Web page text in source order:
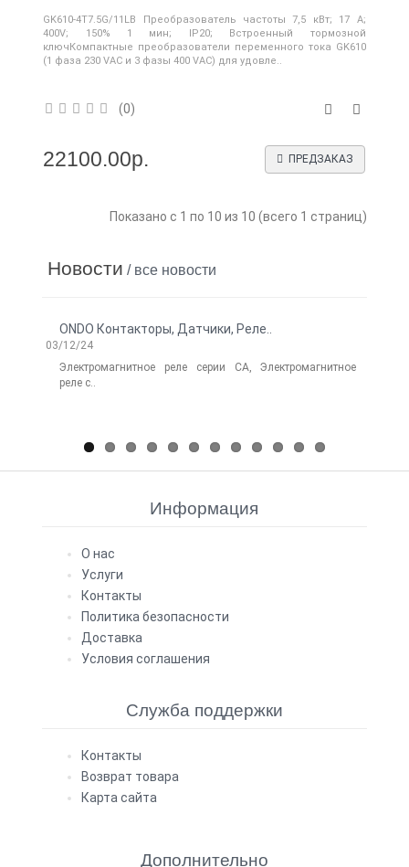
GK610-4T7.5G/11LB Преобразователь частоты 7,5 кВт; 17 А;
400V; 150% 1 мин; IP20; Встроенный тормозной
ключКомпактные преобразователи переменного тока GK610
(1 фаза 230 VAC и 3 фазы 400 VAC) для удовле..
(0)
22100.00р. ПРЕДЗАКАЗ
Показано с 1 по 10 из 10 (всего 1 страниц)
Новости / все новости
ONDO Контакторы, Датчики, Реле..
03/12/24
Электромагнитное реле серии CA, Электромагнитное
реле с..
Информация
О нас
Услуги
Контакты
Политика безопасности
Доставка
Условия соглашения
Служба поддержки
Контакты
Возврат товара
Карта сайта
Дополнительно